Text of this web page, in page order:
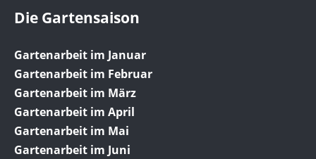
Die Gartensaison
Gartenarbeit im Januar
Gartenarbeit im Februar
Gartenarbeit im März
Gartenarbeit im April
Gartenarbeit im Mai
Gartenarbeit im Juni